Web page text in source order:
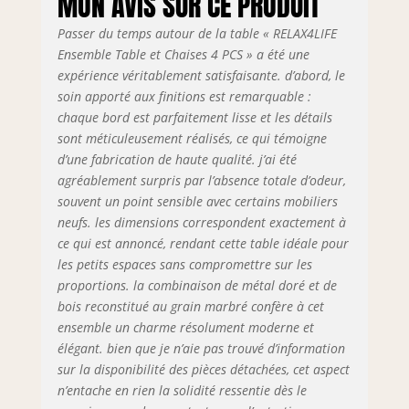
s'adapter aux sols
irréguliers et éviter
les rayures,
l’ensemble salle à
manger est équipé
de 2 repose-pieds
réglables et de 4
patins
antidérapants.
★DESIGN
ÉLÉGANT★ La
texture exquise en
faux marbre et la
finition laquée
dorée se marient
parfaitement,
ajoutant une
touche de luxe et
une esthétique
haut de gamme.
En plus, le surface
Passer du temps autour de la table « RELAX4LIFE
Ensemble Table et Chaises 4 PCS » a été une
expérience véritablement satisfaisante. d’abord, le
soin apporté aux finitions est remarquable :
chaque bord est parfaitement lisse et les détails
sont méticuleusement réalisés, ce qui témoigne
d’une fabrication de haute qualité. j’ai été
agréablement surpris par l’absence totale d’odeur,
souvent un point sensible avec certains mobiliers
neufs. les dimensions correspondent exactement à
ce qui est annoncé, rendant cette table idéale pour
les petits espaces sans compromettre sur les
proportions. la combinaison de métal doré et de
bois reconstitué au grain marbré confère à cet
ensemble un charme résolument moderne et
élégant. bien que je n’aie pas trouvé d’information
sur la disponibilité des pièces détachées, cet aspect
n’entache en rien la solidité ressentie dès le